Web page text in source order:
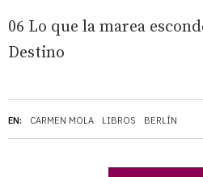
EN: CARMEN MOLA LIBROS BERLÍN
06 Lo que la marea
Destino